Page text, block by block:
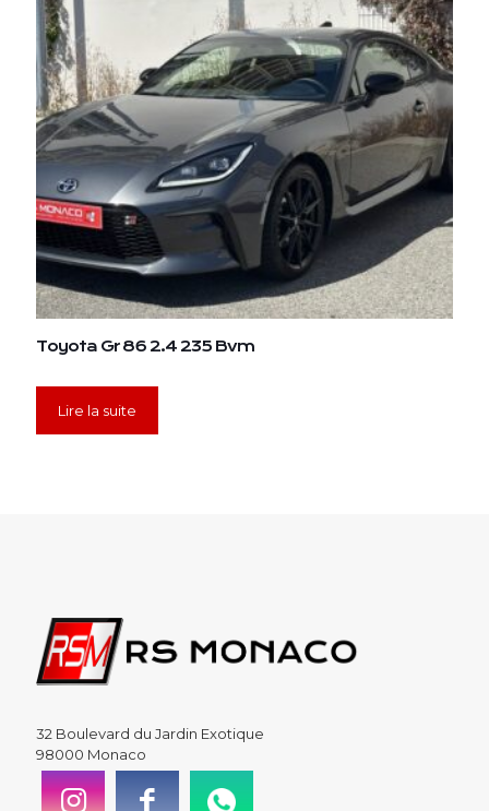
Toyota Gr 86 2.4 235 Bvm
Lire la suite
32 Boulevard du Jardin Exotique
98000 Monaco